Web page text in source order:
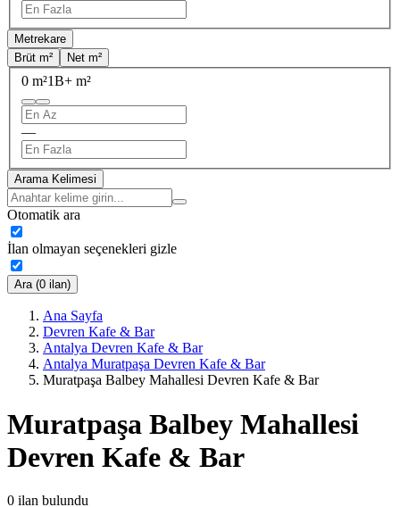
Metrekare
Brüt m²
Net m²
0 m²1B+ m²
—
Arama Kelimesi
Otomatik ara
İlan olmayan seçenekleri gizle
Ara (0 ilan)
Ana Sayfa
Devren Kafe & Bar
Antalya Devren Kafe & Bar
Antalya Muratpaşa Devren Kafe & Bar
Muratpaşa Balbey Mahallesi Devren Kafe & Bar
Muratpaşa Balbey Mahallesi
Devren Kafe & Bar
0 ilan bulundu